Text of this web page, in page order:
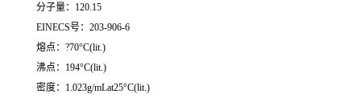
分子量：120.15
EINECS号：203-906-6
熔点：?70°C(lit.)
沸点：194°C(lit.)
密度：1.023g/mLat25°C(lit.)